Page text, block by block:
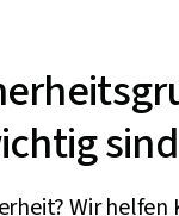
sind
Wir helfen